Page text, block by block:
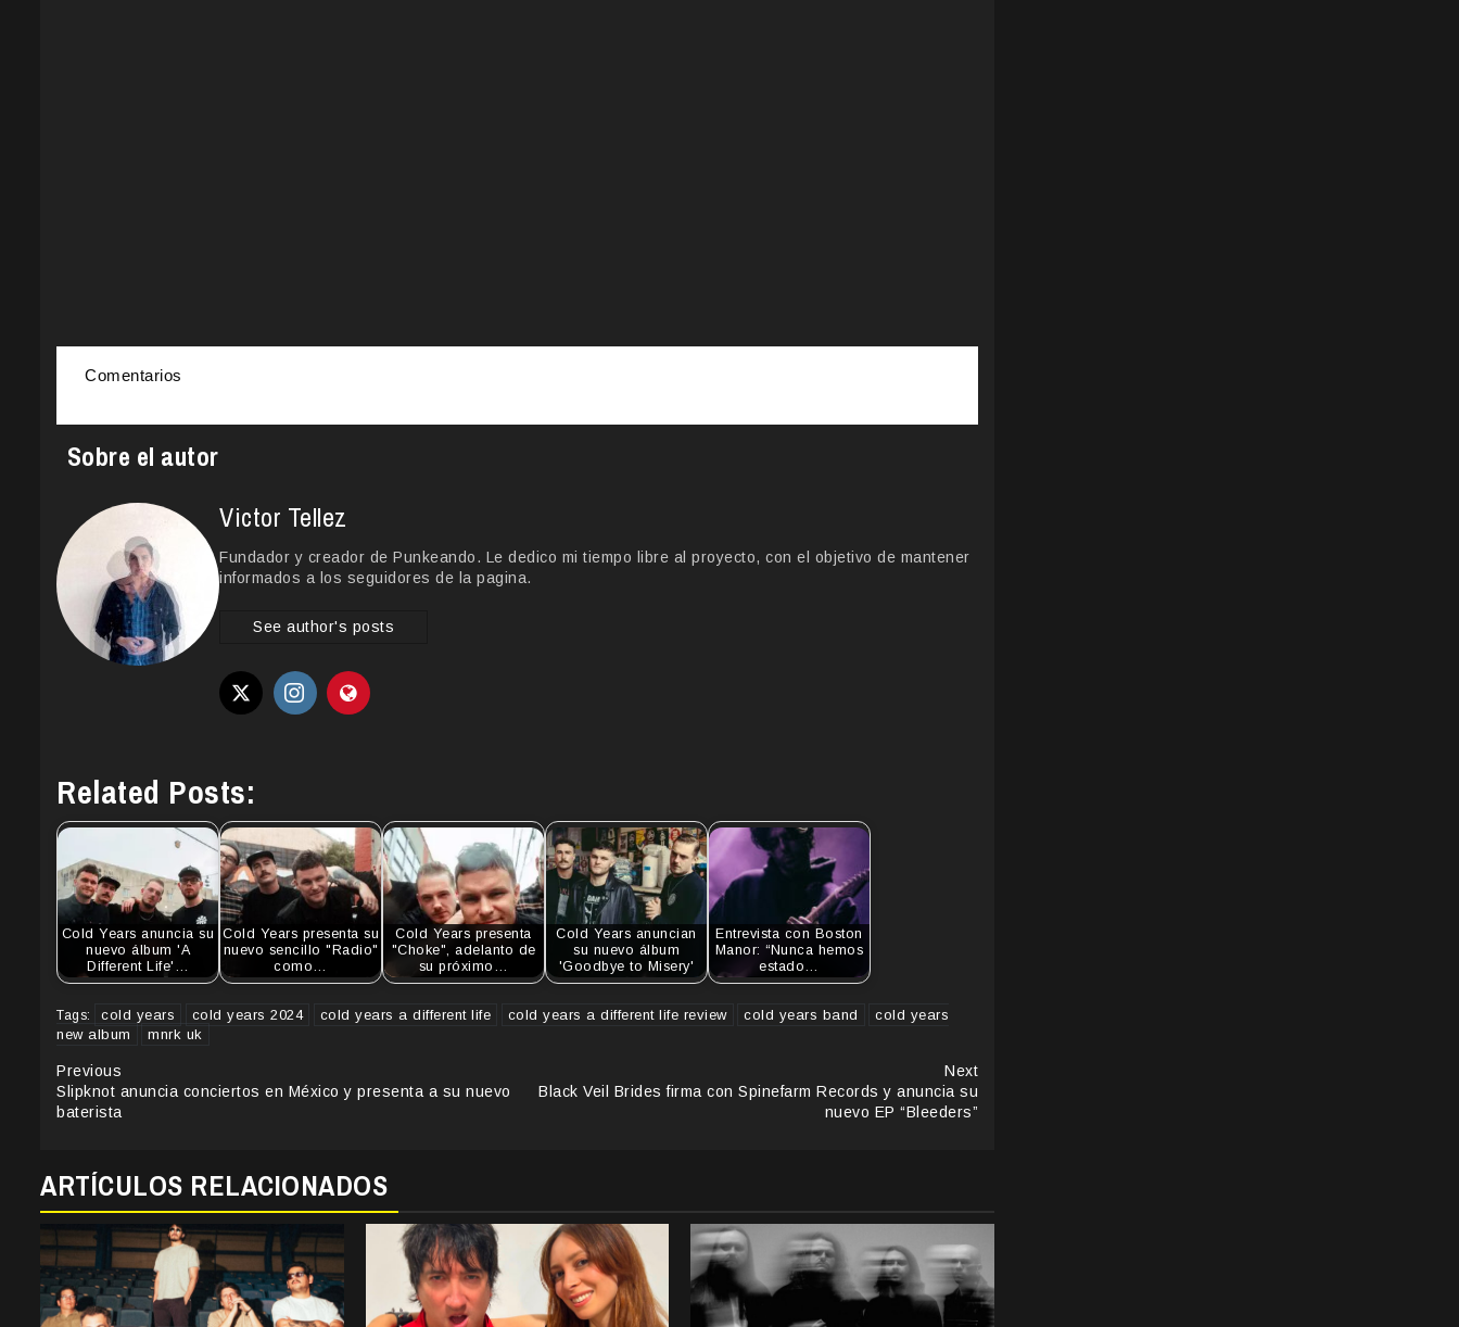
Comentarios
Sobre el autor
Victor Tellez
Fundador y creador de Punkeando. Le dedico mi tiempo libre al proyecto, con el objetivo de mantener
informados a los seguidores de la pagina.
See author's posts
Related Posts:
Cold Years anuncia su
nuevo álbum 'A
Different Life'…
Cold Years presenta su
nuevo sencillo "Radio"
como…
Cold Years presenta
"Choke", adelanto de
su próximo…
Cold Years anuncian
su nuevo álbum
'Goodbye to Misery'
Entrevista con Boston
Manor: “Nunca hemos
estado…
Tags: cold years cold years 2024 cold years a different life cold years a different life review cold years band
cold years
new album
mnrk uk
Continue
Reading
Previous
Slipknot anuncia conciertos en México y presenta a su nuevo
baterista
Next
Black Veil Brides firma con Spinefarm Records y anuncia su
nuevo EP “Bleeders”
ARTÍCULOS RELACIONADOS